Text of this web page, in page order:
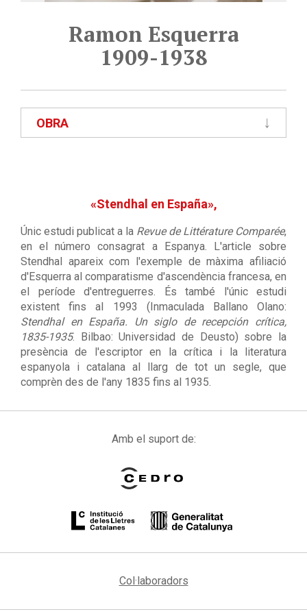
Ramon Esquerra
1909-1938
OBRA
«Stendhal en España»,
Únic estudi publicat a la Revue de Littérature Comparée,
en el número consagrat a Espanya. L'article sobre
Stendhal apareix com l'exemple de màxima afiliació
d'Esquerra al comparatisme d'ascendència francesa, en
el període d'entreguerres. És també l'únic estudi
existent fins al 1993 (Inmaculada Ballano Olano:
Stendhal en España. Un siglo de recepción crítica,
1835-1935. Bilbao: Universidad de Deusto) sobre la
presència de l'escriptor en la crítica i la literatura
espanyola i catalana al llarg de tot un segle, que
comprèn des de l'any 1835 fins al 1935.
Amb el suport de:
Col·laboradors